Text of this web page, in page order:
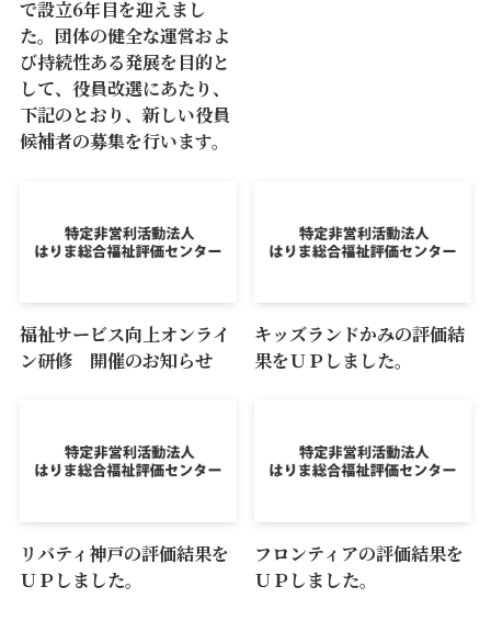
で設立6年目を迎えまし
た。団体の健全な運営およ
び持続性ある発展を目的と
して、役員改選にあたり、
下記のとおり、新しい役員
候補者の募集を行います。
福祉サービス向上オンライ
ン研修 開催のお知らせ
キッズランドかみの評価結
果をＵＰしました。
リバティ神戸の評価結果を
ＵＰしました。
フロンティアの評価結果を
ＵＰしました。